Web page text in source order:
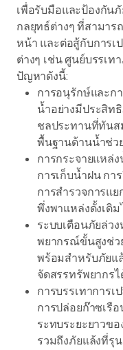
เพื่อรับมือและป้องกัน
กลยุทธ์ต่างๆ ที่สามาร
หน้า และต่อสู้กับการ
ต่างๆ เช่น ศูนย์บรรเท
ปัญหาดังนี้:
การอนุรักษ์และก
น้ำอย่างมีประสิท
ชลประทานที่ทันส
พื้นฐานด้านน้ำช่ว
การกระจายแหล่
การเก็บน้ำฝน กา
การสำรวจการแ
พึ่งพาแหล่งดั้งเดิม
ระบบเตือนภัยล่ว
พยากรณ์ขั้นสูงช่ว
พร้อมสำหรับภัยแ
จัดสรรทรัพยากร
การบรรเทาการ
การปล่อยก๊าซเรื
ระทบระยะยาวข
รวมถึงภัยแล้งที่รุ